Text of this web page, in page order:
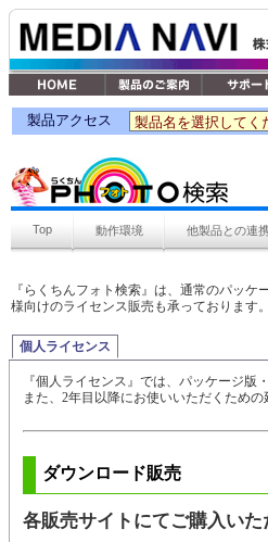
製品アクセス
Top 動作環境 他製品との連
『らくちんフォト検索』は、通常のパッ
様向けのライセンス販売も承っております。
個人ライセンス
『個人ライセンス』では、パッケージ
また、2年目以降にお使いいただくため
ダウンロード販売
各販売サイトにてご購入いた